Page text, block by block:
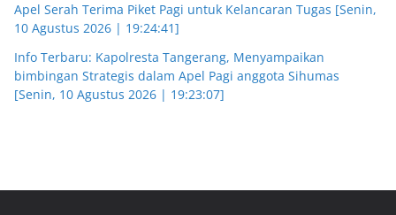
Apel Serah Terima Piket Pagi untuk Kelancaran Tugas [Senin,
10 Agustus 2026 | 19:24:41]
Info Terbaru: Kapolresta Tangerang, Menyampaikan
bimbingan Strategis dalam Apel Pagi anggota Sihumas
[Senin, 10 Agustus 2026 | 19:23:07]